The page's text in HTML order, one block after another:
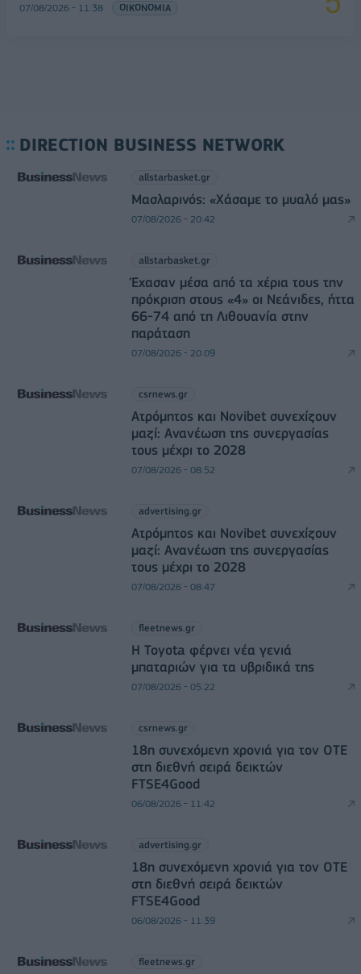
07/08/2026 - 11:38 ΟΙΚΟΝΟΜΙΑ
DIRECTION BUSINESS NETWORK
allstarbasket.gr
Μασλαρινός: «Χάσαμε το μυαλό μας»
07/08/2026 - 20:42
allstarbasket.gr
Έχασαν μέσα από τα χέρια τους την
πρόκριση στους «4» οι Νεάνιδες, ήττα
66-74 από τη Λιθουανία στην
παράταση
07/08/2026 - 20:09
csrnews.gr
Ατρόμητος και Novibet συνεχίζουν
μαζί: Ανανέωση της συνεργασίας
τους μέχρι το 2028
07/08/2026 - 08:52
advertising.gr
Ατρόμητος και Novibet συνεχίζουν
μαζί: Ανανέωση της συνεργασίας
τους μέχρι το 2028
07/08/2026 - 08:47
fleetnews.gr
Η Toyota φέρνει νέα γενιά
μπαταριών για τα υβριδικά της
07/08/2026 - 05:22
csrnews.gr
18η συνεχόμενη χρονιά για τον ΟΤΕ
στη διεθνή σειρά δεικτών
FTSE4Good
06/08/2026 - 11:42
advertising.gr
18η συνεχόμενη χρονιά για τον ΟΤΕ
στη διεθνή σειρά δεικτών
FTSE4Good
06/08/2026 - 11:39
fleetnews.gr